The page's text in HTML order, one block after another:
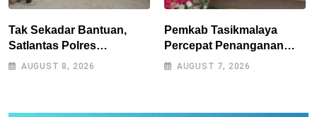
Tak Sekadar Bantuan,
Satlantas Polres
Tasikmalaya Dorong
AUGUST 8, 2026
Pemkab Tasikmalaya
Percepat Penanganan
Kekeringan, Sumur Bor
AUGUST 7, 2026